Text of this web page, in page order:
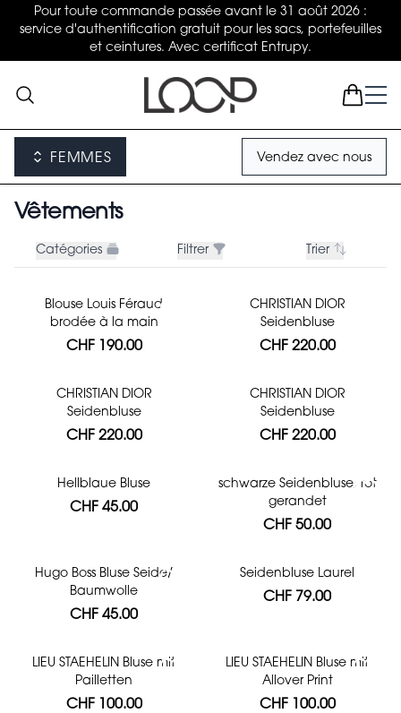
Pour toute commande passée avant le 31 août 2026 :
service d'authentification gratuit pour les sacs, portefeuilles
et ceintures. Avec certificat Entrupy.
FEMMES Vendez avec nous
Vêtements
Catégories Filtrer Trier
Blouse Louis Féraud
brodée à la main
CHF 190.00
CHRISTIAN DIOR
Seidenbluse
CHF 220.00
CHRISTIAN DIOR
Seidenbluse
CHF 220.00
CHRISTIAN DIOR
Seidenbluse
CHF 220.00
Hellblaue Bluse
CHF 45.00
schwarze Seidenbluse, rot
gerandet
CHF 50.00
Hugo Boss Bluse Seide/
Baumwolle
CHF 45.00
Seidenbluse Laurel
CHF 79.00
LIEU STAEHELIN Bluse mit
Pailletten
CHF 100.00
LIEU STAEHELIN Bluse mit
Allover Print
CHF 100.00